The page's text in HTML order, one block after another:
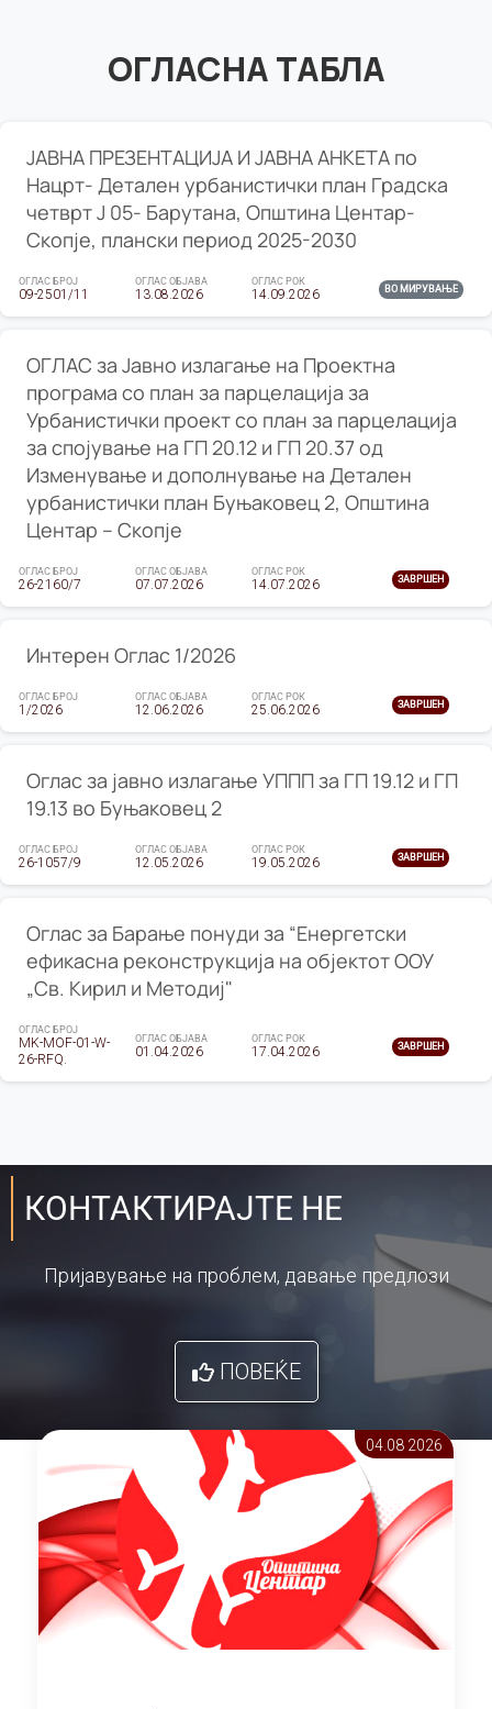
ОГЛАСНА ТАБЛА
ЈАВНА ПРЕЗЕНТАЦИЈА И ЈАВНА АНКЕТА по
Нацрт- Детален урбанистички план Градска
четврт Ј 05- Барутана, Општина Центар-
Скопје, плански период 2025-2030
ОГЛАС БРОЈ
09-2501/11
ОГЛАС ОБЈАВА
13.08.2026
ОГЛАС РОК
14.09.2026 ВО МИРУВАЊЕ
ОГЛАС за Јавно излагање на Проектна
програма со план за парцелација за
Урбанистички проект со план за парцелација
за спојување на ГП 20.12 и ГП 20.37 од
Изменување и дополнување на Детален
урбанистички план Буњаковец 2, Општина
Центар – Скопје
ОГЛАС БРОЈ
26-2160/7
ОГЛАС ОБЈАВА
07.07.2026
ОГЛАС РОК
14.07.2026 ЗАВРШЕН
Интерен Оглас 1/2026
ОГЛАС БРОЈ
1/2026
ОГЛАС ОБЈАВА
12.06.2026
ОГЛАС РОК
25.06.2026 ЗАВРШЕН
Оглас за јавно излагање УППП за ГП 19.12 и ГП
19.13 во Буњаковец 2
ОГЛАС БРОЈ
26-1057/9
ОГЛАС ОБЈАВА
12.05.2026
ОГЛАС РОК
19.05.2026 ЗАВРШЕН
Оглас за Барање понуди за “Енергетски
ефикасна реконструкција на објектот ООУ
„Св. Кирил и Методиј"
ОГЛАС БРОЈ
MK-MOF-01-W-
26-RFQ.
ОГЛАС ОБЈАВА
01.04.2026
ОГЛАС РОК
17.04.2026 ЗАВРШЕН
КОНТАКТИРАЈТЕ НЕ
Пријавување на проблем, давање предлози
ПОВЕЌЕ
04.08 2026